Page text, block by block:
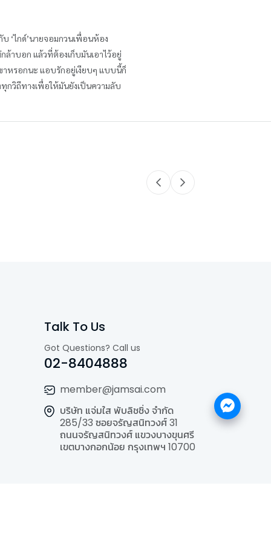
‘ไกด์’นายจอมกวนเพื่อนห้อง
ล้าบอก แล้วที่ต้องเก็บมันเอาไว้อยู่
าหรอกนะ แอบรักอยู่เงียบๆ แบบนี้ก็
ทุกวิถีทางเพื่อให้มันยังเป็นความลับ
Talk To Us
Got Questions? Call us
02-8404888
member@jamsai.com
บริษัท แจ่มใส พับลิชชิ่ง จำกัด
285/33 ซอยจรัญสนิทวงศ์ 31
ถนนจรัญสนิทวงศ์ แขวงบางขุนศรี
เขตบางกอกน้อย กรุงเทพฯ 10700